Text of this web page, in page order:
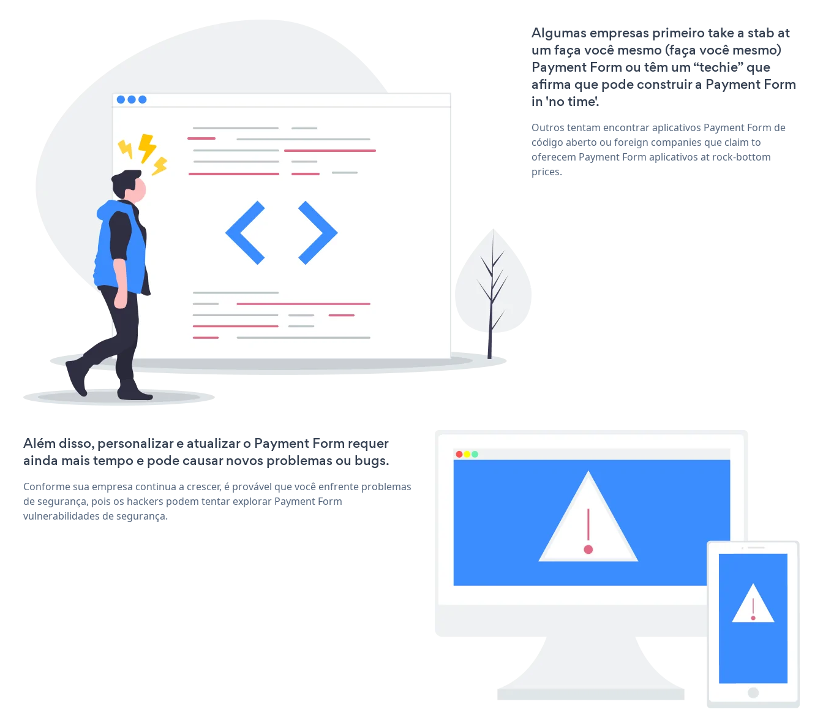
Algumas empresas primeiro take a stab at
um faça você mesmo (faça você mesmo)
Payment Form ou têm um “techie” que
afirma que pode construir a Payment Form
in 'no time'.
Outros tentam encontrar aplicativos Payment Form de
código aberto ou foreign companies que claim to
oferecem Payment Form aplicativos at rock-bottom
prices.
Além disso, personalizar e atualizar o Payment Form requer
ainda mais tempo e pode causar novos problemas ou bugs.
Conforme sua empresa continua a crescer, é provável que você enfrente problemas
de segurança, pois os hackers podem tentar explorar Payment Form
vulnerabilidades de segurança.